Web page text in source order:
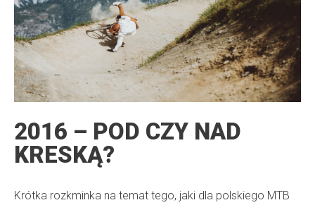
2016 – POD CZY NAD
KRESKĄ?
Krótka rozkminka na temat tego, jaki dla polskiego MTB